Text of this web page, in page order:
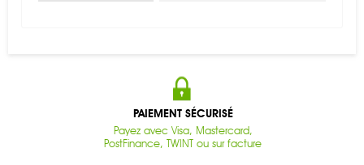
PAIEMENT SÉCURISÉ
Payez avec Visa, Mastercard,
PostFinance, TWINT ou sur facture